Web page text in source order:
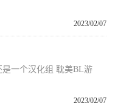
2023/02/07
2023/02/07